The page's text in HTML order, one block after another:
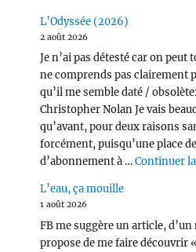
L’Odyssée (2026)
2 août 2026
Je n’ai pas détesté car on
ne comprends pas clairement
qu’il me semble daté /
Christopher Nolan Je vais
qu’avant, pour deux raisons
forcément, puisqu’une place
d’abonnement à …Continuer
L’eau, ça mouille
1 août 2026
FB me suggère un article,
propose de me faire découvrir